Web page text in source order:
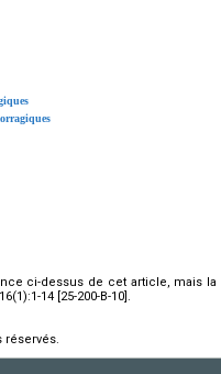
ci-dessus de cet article, mais
14 [25-200-B-10].
réservés.